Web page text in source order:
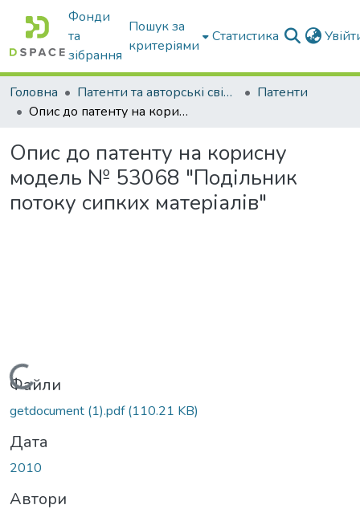
Фонди
та
зібрання
Пошук за
критеріями
Статистика
Головна Патенти та авторські свідоцтва
Патенти
Опис до патенту на корисну модель № 53068 "Подільник потоку сипких матеріалів"
Опис до патенту на корисну
модель № 53068 "Подільник
потоку сипких матеріалів"
Вантажиться...
Файли
getdocument (1).pdf(110.21 KB)
Дата
2010
Автори